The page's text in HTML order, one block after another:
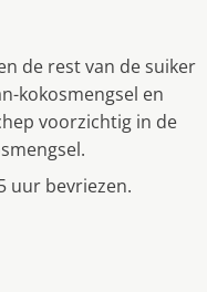
de rest van de suiker
kokosmengsel en
voorzichtig in de
uur bevriezen.